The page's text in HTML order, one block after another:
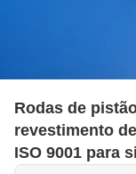
Rodas de
revestimento
ISO 9001 para